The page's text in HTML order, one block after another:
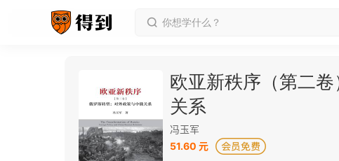
欧亚新秩序（第二
关系
冯玉军
51.60 元